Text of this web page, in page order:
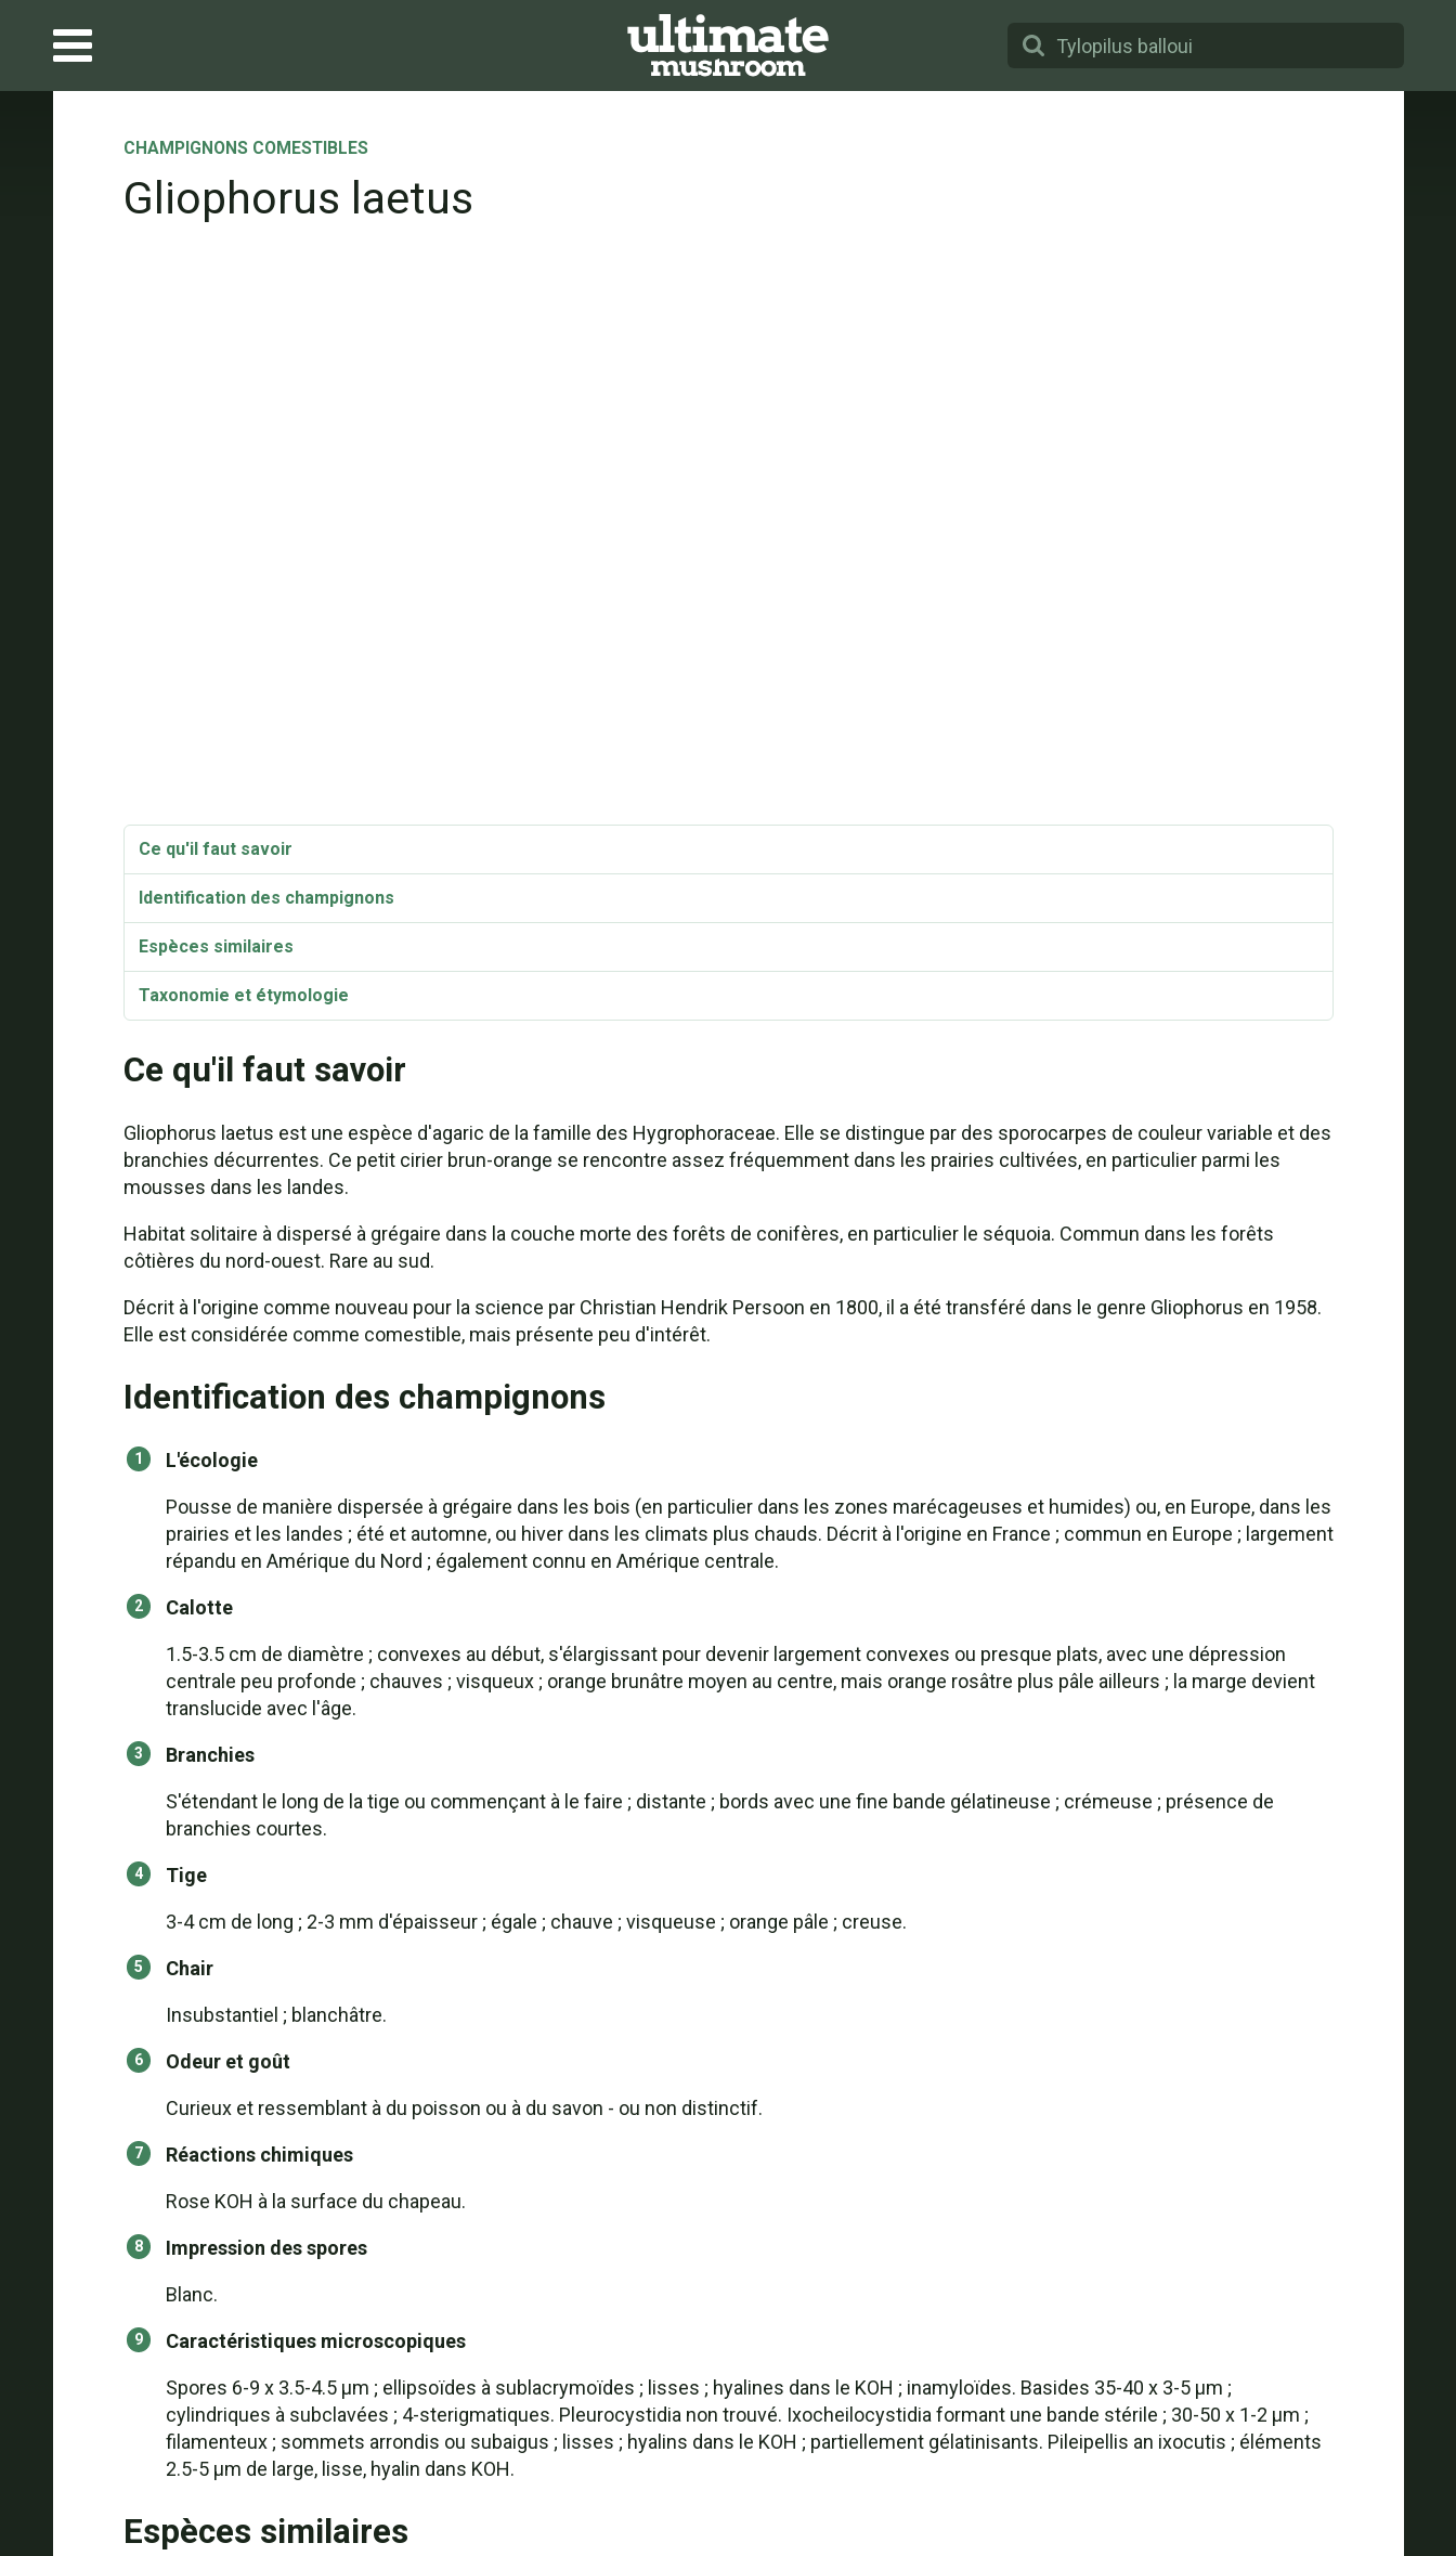
CHAMPIGNONS COMESTIBLES
Gliophorus laetus
Ce qu'il faut savoir
Identification des champignons
Espèces similaires
Taxonomie et étymologie
Ce qu'il faut savoir
Gliophorus laetus est une espèce d'agaric de la famille des Hygrophoraceae. Elle se distingue par des sporocarpes de couleur variable et des
branchies décurrentes. Ce petit cirier brun-orange se rencontre assez fréquemment dans les prairies cultivées, en particulier parmi les
mousses dans les landes.
Habitat solitaire à dispersé à grégaire dans la couche morte des forêts de conifères, en particulier le séquoia. Commun dans les forêts
côtières du nord-ouest. Rare au sud.
Décrit à l'origine comme nouveau pour la science par Christian Hendrik Persoon en 1800, il a été transféré dans le genre Gliophorus en 1958.
Elle est considérée comme comestible, mais présente peu d'intérêt.
Identification des champignons
L'écologie
Pousse de manière dispersée à grégaire dans les bois (en particulier dans les zones marécageuses et humides) ou, en Europe, dans les
prairies et les landes ; été et automne, ou hiver dans les climats plus chauds. Décrit à l'origine en France ; commun en Europe ; largement
répandu en Amérique du Nord ; également connu en Amérique centrale.
Calotte
1.5-3.5 cm de diamètre ; convexes au début, s'élargissant pour devenir largement convexes ou presque plats, avec une dépression
centrale peu profonde ; chauves ; visqueux ; orange brunâtre moyen au centre, mais orange rosâtre plus pâle ailleurs ; la marge devient
translucide avec l'âge.
Branchies
S'étendant le long de la tige ou commençant à le faire ; distante ; bords avec une fine bande gélatineuse ; crémeuse ; présence de
branchies courtes.
Tige
3-4 cm de long ; 2-3 mm d'épaisseur ; égale ; chauve ; visqueuse ; orange pâle ; creuse.
Chair
Insubstantiel ; blanchâtre.
Odeur et goût
Curieux et ressemblant à du poisson ou à du savon - ou non distinctif.
Réactions chimiques
Rose KOH à la surface du chapeau.
Impression des spores
Blanc.
Caractéristiques microscopiques
Spores 6-9 x 3.5-4.5 µm ; ellipsoïdes à sublacrymoïdes ; lisses ; hyalines dans le KOH ; inamyloïdes. Basides 35-40 x 3-5 µm ;
cylindriques à subclavées ; 4-sterigmatiques. Pleurocystidia non trouvé. Ixocheilocystidia formant une bande stérile ; 30-50 x 1-2 µm ;
filamenteux ; sommets arrondis ou subaigus ; lisses ; hyalins dans le KOH ; partiellement gélatinisants. Pileipellis an ixocutis ; éléments
2.5-5 µm de large, lisse, hyalin dans KOH.
Espèces similaires